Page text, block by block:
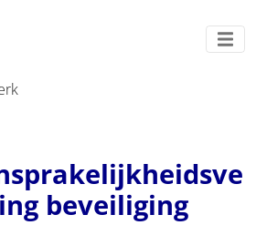
beveiliging